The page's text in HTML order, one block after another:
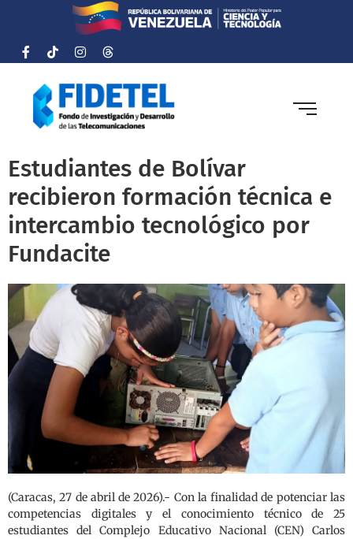
Estudiantes de Bolívar
recibieron formación técnica e
intercambio tecnológico por
Fundacite
(Caracas, 27 de abril de 2026).- Con la finalidad de potenciar las
competencias digitales y el conocimiento técnico de 25
estudiantes del Complejo Educativo Nacional (CEN) Carlos